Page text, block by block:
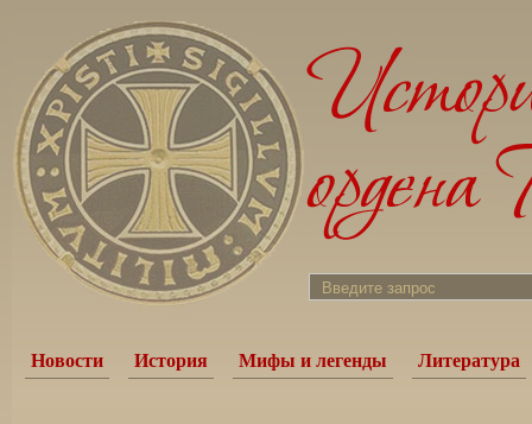
Новости История Мифы и легенды Литература